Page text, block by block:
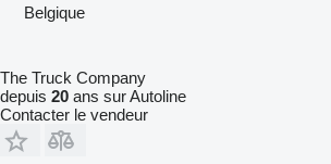
Belgique
The Truck Company
depuis 20 ans sur Autoline
Contacter le vendeur